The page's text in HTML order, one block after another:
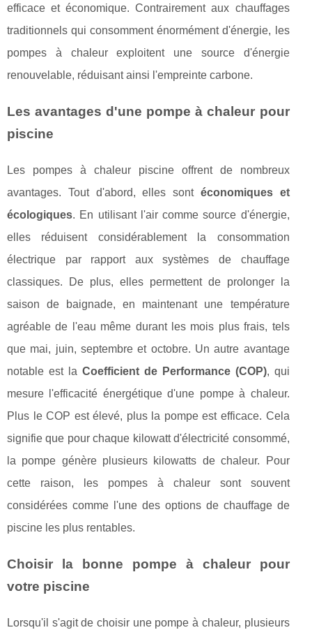
efficace et économique. Contrairement aux chauffages
traditionnels qui consomment énormément d'énergie, les
pompes à chaleur exploitent une source d'énergie
renouvelable, réduisant ainsi l'empreinte carbone.
Les avantages d'une pompe à chaleur pour
piscine
Les pompes à chaleur piscine offrent de nombreux
avantages. Tout d'abord, elles sont économiques et
écologiques. En utilisant l'air comme source d'énergie,
elles réduisent considérablement la consommation
électrique par rapport aux systèmes de chauffage
classiques. De plus, elles permettent de prolonger la
saison de baignade, en maintenant une température
agréable de l'eau même durant les mois plus frais, tels
que mai, juin, septembre et octobre. Un autre avantage
notable est la Coefficient de Performance (COP), qui
mesure l'efficacité énergétique d'une pompe à chaleur.
Plus le COP est élevé, plus la pompe est efficace. Cela
signifie que pour chaque kilowatt d'électricité consommé,
la pompe génère plusieurs kilowatts de chaleur. Pour
cette raison, les pompes à chaleur sont souvent
considérées comme l'une des options de chauffage de
piscine les plus rentables.
Choisir la bonne pompe à chaleur pour
votre piscine
Lorsqu'il s'agit de choisir une pompe à chaleur, plusieurs